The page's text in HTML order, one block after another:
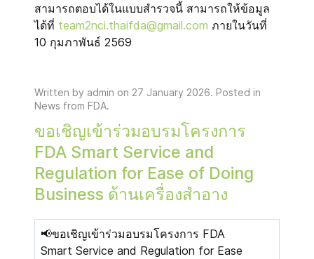
สามารถตอบได้ในแบบสำรวจนี้ สามารถให้ข้อมูล
ได้ที่ team2nci.thaifda@gmail.com ภายในวันที่
10 กุมภาพันธ์ 2569
Written by admin on 27 January 2026. Posted in
News from FDA.
ขอเชิญเข้าร่วมอบรมโครงการ
FDA Smart Service and
Regulation for Ease of Doing
Business ด้านเครื่องสำอาง
📢ขอเชิญเข้าร่วมอบรมโครงการ FDA
Smart Service and Regulation for Ease